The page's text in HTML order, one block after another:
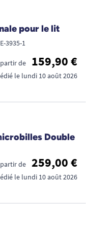
pour le lit
3935-1
de 159,90 €
le lundi 10 août 2026
Double
de
259,00 €
le lundi 10 août 2026